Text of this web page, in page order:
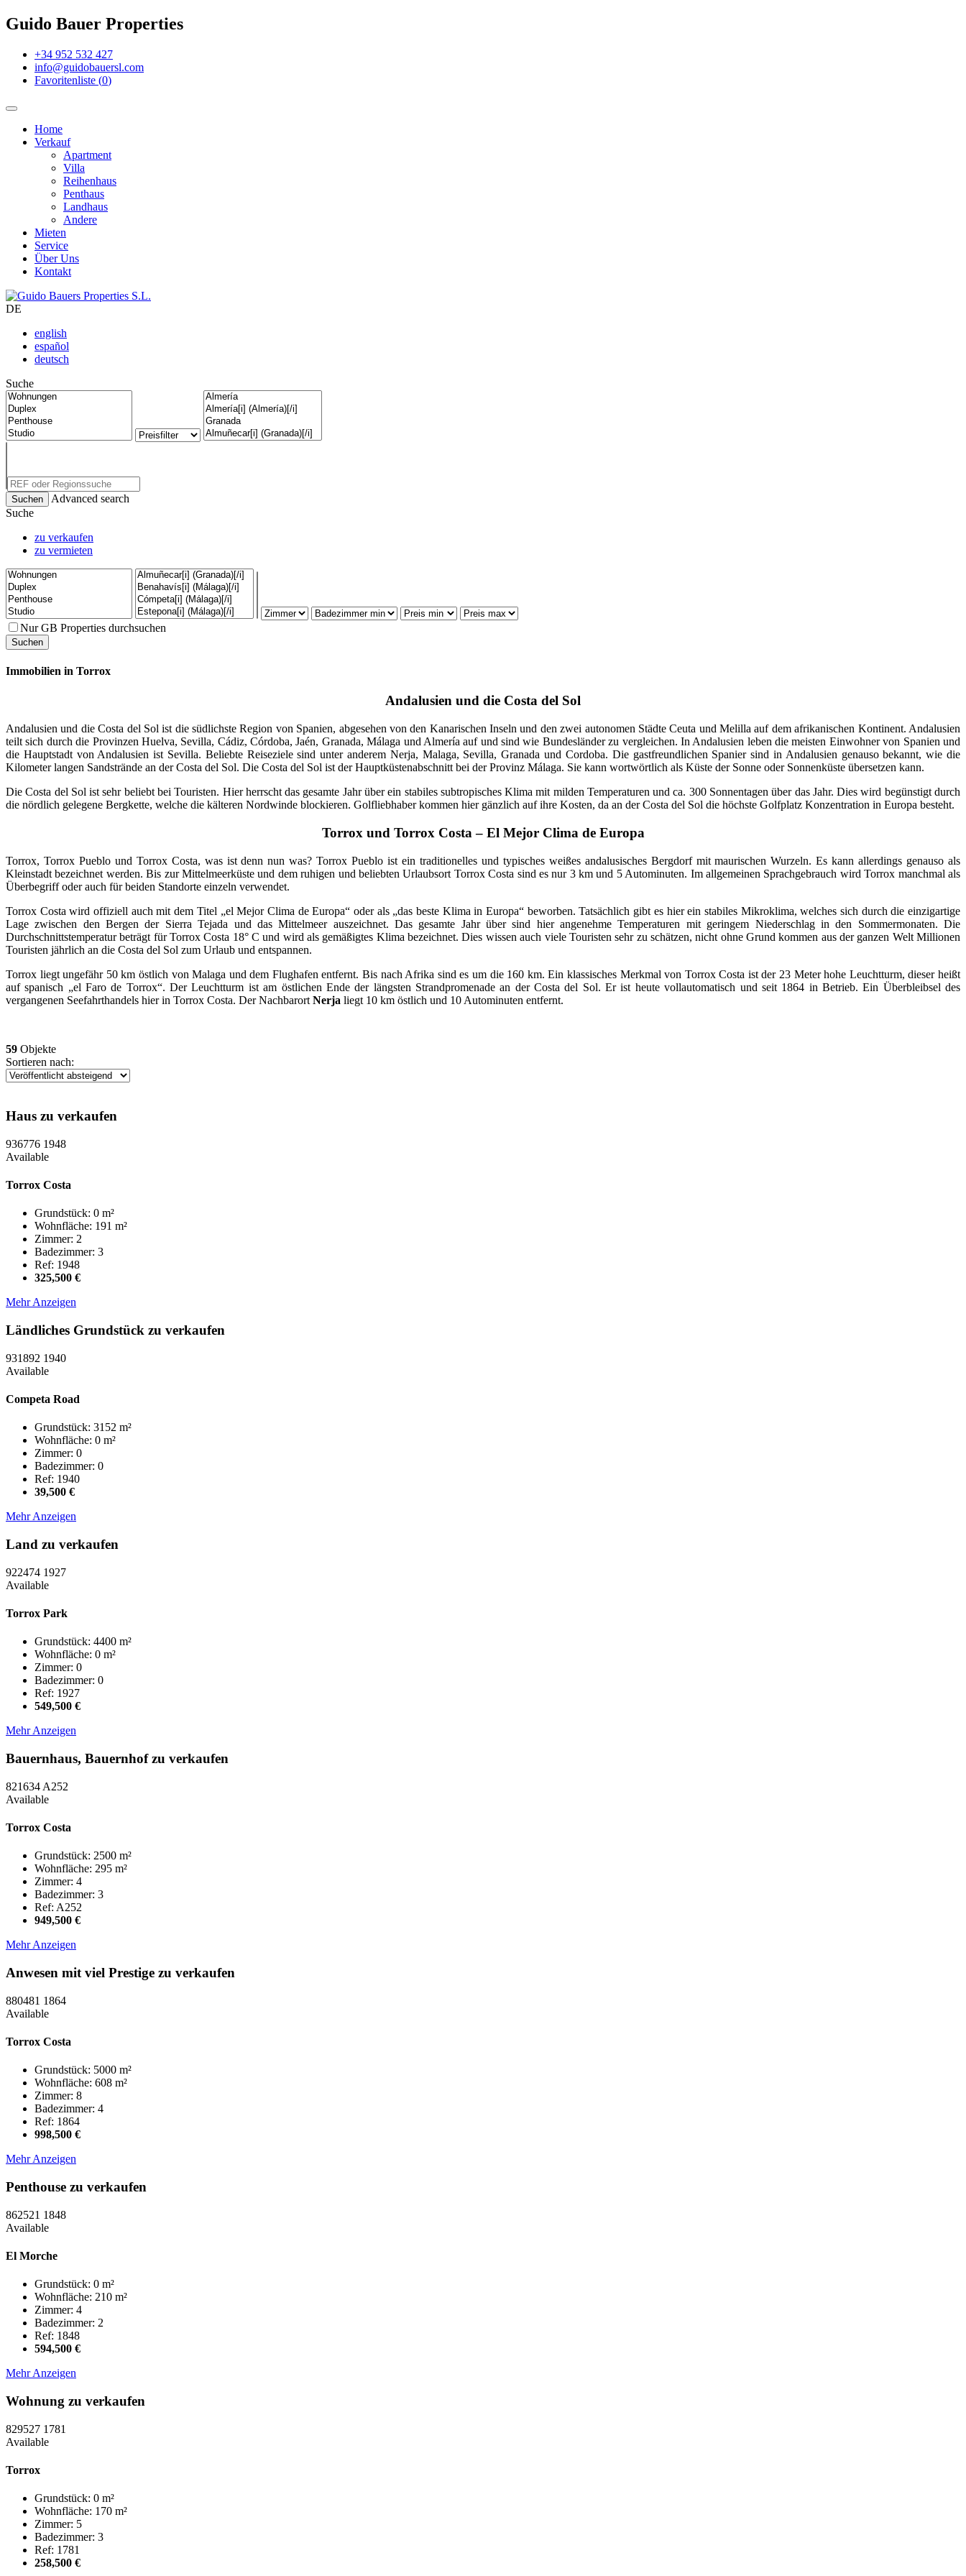
Guido Bauer Properties
+34 952 532 427
info@guidobauersl.com
Favoritenliste (0)
Home
Verkauf
Apartment
Villa
Reihenhaus
Penthaus
Landhaus
Andere
Mieten
Service
Über Uns
Kontakt
DE
english
español
deutsch
Suche
Advanced search
Suche
zu verkaufen
zu vermieten
Nur GB Properties durchsuchen
Immobilien in Torrox
Andalusien und die Costa del Sol
Andalusien und die Costa del Sol ist die südlichste Region von Spanien, abgesehen von den Kanarischen Inseln und den zwei autonomen Städte Ceuta und Melilla auf dem afrikanischen Kontinent. Andalusien
teilt sich durch die Provinzen Huelva, Sevilla, Cádiz, Córdoba, Jaén, Granada, Málaga und Almería auf und sind wie Bundesländer zu vergleichen. In Andalusien leben die meisten Einwohner von Spanien und
die Hauptstadt von Andalusien ist Sevilla. Beliebte Reiseziele sind unter anderem Nerja, Malaga, Sevilla, Granada und Cordoba. Die gastfreundlichen Spanier sind in Andalusien genauso bekannt, wie die
Kilometer langen Sandstrände an der Costa del Sol. Die Costa del Sol ist der Hauptküstenabschnitt bei der Provinz Málaga. Sie kann wortwörtlich als Küste der Sonne oder Sonnenküste übersetzen kann.
Die Costa del Sol ist sehr beliebt bei Touristen. Hier herrscht das gesamte Jahr über ein stabiles subtropisches Klima mit milden Temperaturen und ca. 300 Sonnentagen über das Jahr. Dies wird begünstigt durch
die nördlich gelegene Bergkette, welche die kälteren Nordwinde blockieren. Golfliebhaber kommen hier gänzlich auf ihre Kosten, da an der Costa del Sol die höchste Golfplatz Konzentration in Europa besteht.
Torrox und Torrox Costa – El Mejor Clima de Europa
Torrox, Torrox Pueblo und Torrox Costa, was ist denn nun was? Torrox Pueblo ist ein traditionelles und typisches weißes andalusisches Bergdorf mit maurischen Wurzeln. Es kann allerdings genauso als
Kleinstadt bezeichnet werden. Bis zur Mittelmeerküste und dem ruhigen und beliebten Urlaubsort Torrox Costa sind es nur 3 km und 5 Autominuten. Im allgemeinen Sprachgebrauch wird Torrox manchmal als
Überbegriff oder auch für beiden Standorte einzeln verwendet.
Torrox Costa wird offiziell auch mit dem Titel „el Mejor Clima de Europa“ oder als „das beste Klima in Europa“ beworben. Tatsächlich gibt es hier ein stabiles Mikroklima, welches sich durch die einzigartige
Lage zwischen den Bergen der Sierra Tejada und das Mittelmeer auszeichnet. Das gesamte Jahr über sind hier angenehme Temperaturen mit geringem Niederschlag in den Sommermonaten. Die
Durchschnittstemperatur beträgt für Torrox Costa 18° C und wird als gemäßigtes Klima bezeichnet. Dies wissen auch viele Touristen sehr zu schätzen, nicht ohne Grund kommen aus der ganzen Welt Millionen
Touristen jährlich an die Costa del Sol zum Urlaub und entspannen.
Torrox liegt ungefähr 50 km östlich von Malaga und dem Flughafen entfernt. Bis nach Afrika sind es um die 160 km. Ein klassisches Merkmal von Torrox Costa ist der 23 Meter hohe Leuchtturm, dieser heißt
auf spanisch „el Faro de Torrox“. Der Leuchtturm ist am östlichen Ende der längsten Strandpromenade an der Costa del Sol. Er ist heute vollautomatisch und seit 1864 in Betrieb. Ein Überbleibsel des
vergangenen Seefahrthandels hier in Torrox Costa. Der Nachbarort Nerja liegt 10 km östlich und 10 Autominuten entfernt.
59 Objekte
Sortieren nach:
Haus zu verkaufen
936776 1948
Available
Torrox Costa
Grundstück: 0 m²
Wohnfläche: 191 m²
Zimmer: 2
Badezimmer: 3
Ref: 1948
325,500 €
Mehr Anzeigen
Ländliches Grundstück zu verkaufen
931892 1940
Available
Competa Road
Grundstück: 3152 m²
Wohnfläche: 0 m²
Zimmer: 0
Badezimmer: 0
Ref: 1940
39,500 €
Mehr Anzeigen
Land zu verkaufen
922474 1927
Available
Torrox Park
Grundstück: 4400 m²
Wohnfläche: 0 m²
Zimmer: 0
Badezimmer: 0
Ref: 1927
549,500 €
Mehr Anzeigen
Bauernhaus, Bauernhof zu verkaufen
821634 A252
Available
Torrox Costa
Grundstück: 2500 m²
Wohnfläche: 295 m²
Zimmer: 4
Badezimmer: 3
Ref: A252
949,500 €
Mehr Anzeigen
Anwesen mit viel Prestige zu verkaufen
880481 1864
Available
Torrox Costa
Grundstück: 5000 m²
Wohnfläche: 608 m²
Zimmer: 8
Badezimmer: 4
Ref: 1864
998,500 €
Mehr Anzeigen
Penthouse zu verkaufen
862521 1848
Available
El Morche
Grundstück: 0 m²
Wohnfläche: 210 m²
Zimmer: 4
Badezimmer: 2
Ref: 1848
594,500 €
Mehr Anzeigen
Wohnung zu verkaufen
829527 1781
Available
Torrox
Grundstück: 0 m²
Wohnfläche: 170 m²
Zimmer: 5
Badezimmer: 3
Ref: 1781
258,500 €